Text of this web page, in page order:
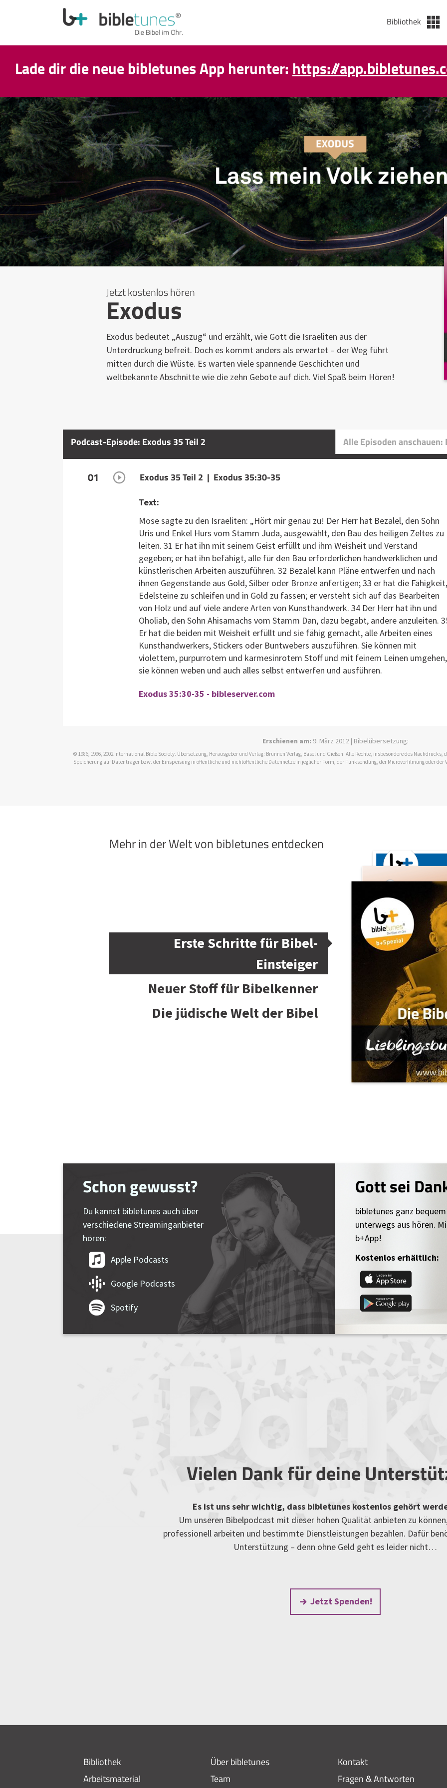
Bibliothek
Lade dir die neue bibletunes App herunter: https://
Jetzt kostenlos hören
Exodus
Exodus bedeutet „Auszug“ und erzählt, wie Gott die Israeliten aus der
Unterdrückung befreit. Doch es kommt anders als erwartet – der Weg führt
mitten durch die Wüste. Es warten viele spannende Geschichten und
weltbekannte Abschnitte wie die zehn Gebote auf dich. Viel Spaß beim Hören!
Podcast-Episode: Exodus 35 Teil 2 Alle Episoden anschauen:
01 Exodus 35 Teil 2 | Exodus 35:30-35
Text:
Mose sagte zu den Israeliten: „Hört mir genau zu! Der Herr hat Bezalel, den Sohn
Uris und Enkel Hurs vom Stamm Juda, ausgewählt, den Bau des heiligen Zeltes zu
leiten. 31 Er hat ihn mit seinem Geist erfüllt und ihm Weisheit und Verstand
gegeben; er hat ihn befähigt, alle für den Bau erforderlichen handwerklichen und
künstlerischen Arbeiten auszuführen. 32 Bezalel kann Pläne entwerfen und nach
ihnen Gegenstände aus Gold, Silber oder Bronze anfertigen; 33 er hat die Fähigkeit,
Edelsteine zu schleifen und in Gold zu fassen; er versteht sich auf das Bearbeiten
von Holz und auf viele andere Arten von Kunsthandwerk. 34 Der Herr hat ihn und
Oholiab, den Sohn Ahisamachs vom Stamm Dan, dazu begabt, andere anzuleiten.
Er hat die beiden mit Weisheit erfüllt und sie fähig gemacht, alle Arbeiten eines
Kunsthandwerkers, Stickers oder Buntwebers auszuführen. Sie können mit
violettem, purpurrotem und karmesinrotem Stoff und mit feinem Leinen umgehen,
sie können weben und auch alles selbst entwerfen und ausführen.
Exodus 35:30-35 - bibleserver.com
Erschienen am: 9. März 2012 | Bibelübersetzung:
© 1986, 1996, 2002 International Bible Society. Übersetzung, Herausgeber und Verlag: Brunnen Verlag, Basel und Gießen. Alle Rechte, insbesondere des
Speicherung auf Datenträger bzw. der Einspeisung in öffentliche und nichtöffentliche Datennetze in jeglicher Form, der Funksendung, der Microverfilmung oder
Mehr in der Welt von bibletunes entdecken
Erste Schritte für Bibel-
Einsteiger
Neuer Stoff für Bibelkenner
Die jüdische Welt der Bibel
Schon gewusst?
Du kannst bibletunes auch über
verschiedene Streaminganbieter
hören:
Apple Podcasts
Google Podcasts
Spotify
Gott sei
bibletunes ganz
unterwegs aus hören.
b+App!
Kostenlos erhältlich:
Vielen Dank für deine
Es ist uns sehr wichtig, dass bibletunes kostenlos gehört
Um unseren Bibelpodcast mit dieser hohen Qualität anbieten zu
professionell arbeiten und bestimmte Dienstleistungen bezahlen. Dafür
Unterstützung – denn ohne Geld geht es leider nicht…
Jetzt Spenden!
Bibliothek
Arbeitsmaterial
Über bibletunes
Team
Kontakt
Fragen & Antworten